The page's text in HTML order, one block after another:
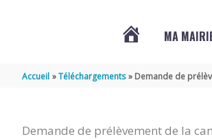
MA
Accueil Téléchargements Demande de
Demande de prélèvement de la